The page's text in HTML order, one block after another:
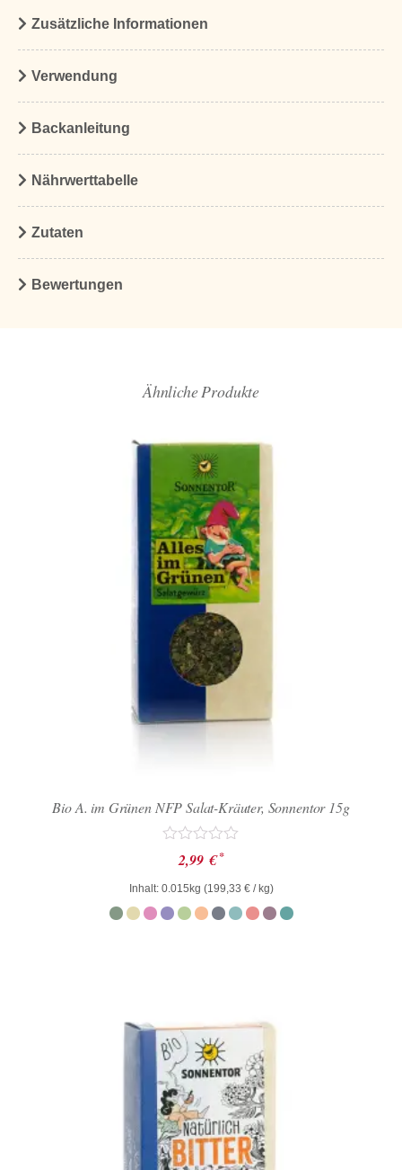
Zusätzliche Informationen
Verwendung
Backanleitung
Nährwerttabelle
Zutaten
Bewertungen
Ähnliche Produkte
Bio A. im Grünen NFP Salat-Kräuter, Sonnentor 15g
Bewertet
mit
0
von
5
2,99 € *
Inhalt: 0.015kg (199,33 €/ kg)